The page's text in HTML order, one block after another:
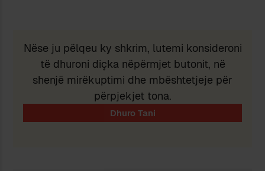
Nëse ju pëlqeu ky shkrim, lutemi konsideroni
të dhuroni diçka nëpërmjet butonit, në
shenjë mirëkuptimi dhe mbështetjeje për
përpjekjet tona.